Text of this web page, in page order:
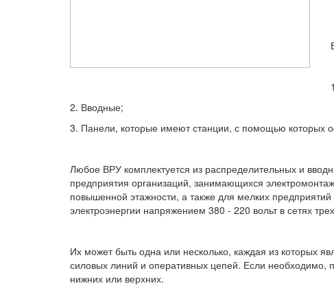
2. Вводные;
3. Панели, которые имеют станции, с помощью которых
Любое ВРУ комплектуется из распределительных и
предприятия организаций, занимающихся
повышенной этажности, а также для мелких
электроэнергии напряжением 380 - 220 вольт в сетях
Их может быть одна или несколько, каждая из которых
силовых линий и оперативных цепей. Если необходимо,
нижних или верхних.